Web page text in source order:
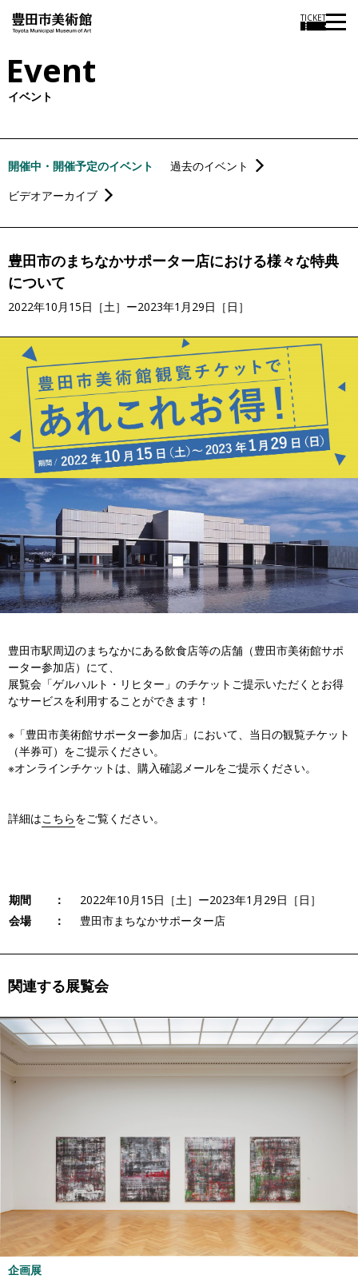
TICKET
Event
イベント
開催中・開催予定のイベント
過去のイベント
ビデオアーカイブ
豊田市のまちなかサポーター店における様々な特典
について
2022年10月15日［土］ー2023年1月29日［日］
豊田市駅周辺のまちなかにある飲食店等の店舗（豊田市美術館サポ
ーター参加店）にて、
展覧会「ゲルハルト・リヒター」のチケットご提示いただくとお得
なサービスを利用することができます！
※「豊田市美術館サポーター参加店」において、当日の観覧チケット
（半券可）をご提示ください。
※オンラインチケットは、購入確認メールをご提示ください。
詳細はこちらをご覧ください。
期間 ：
2022年10月15日［土］ー2023年1月29日［日］
会場 ：
豊田市まちなかサポーター店
関連する展覧会
企画展